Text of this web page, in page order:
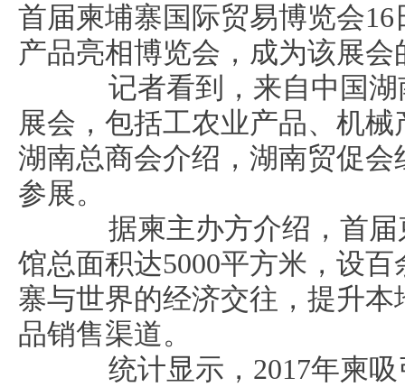
首届柬埔寨国际贸易博览会
产品亮相博览会，成为该展
记者看到，来自中国湖
展会，包括工农业产品、机
湖南总商会介绍，湖南贸促
参展。
据柬主办方介绍，首届
馆总面积达5000平方米，设
寨与世界的经济交往，提升
品销售渠道。
统计显示，2017年柬吸